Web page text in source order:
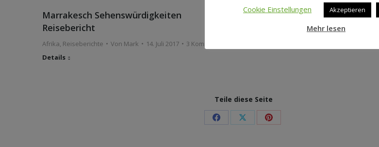
Marrakesch Sehenswürdigkeiten
Reisebericht
Afrika, Reiseberichte Von Mark 14. Juli 2017
3 Kommentare
Details
Teile diese Seite
Share Share Share
Cookie Einstellungen
Akzeptieren
Mehr lesen